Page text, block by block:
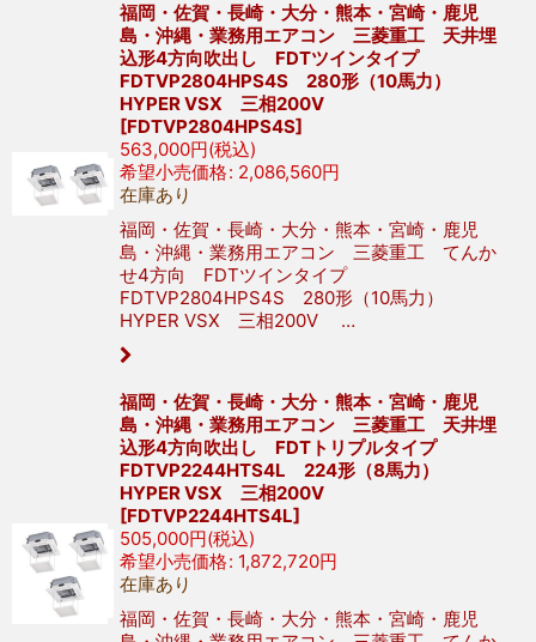
福岡・佐賀・長崎・大分・熊本・宮崎・鹿児
島・沖縄・業務用エアコン 三菱重工 天井埋
込形4方向吹出し FDTツインタイプ
FDTVP2804HPS4S 280形（10馬力）
HYPER VSX 三相200V
[FDTVP2804HPS4S]
563,000円(税込)
希望小売価格: 2,086,560円
在庫あり
福岡・佐賀・長崎・大分・熊本・宮崎・鹿児
島・沖縄・業務用エアコン 三菱重工 てんか
せ4方向 FDTツインタイプ
FDTVP2804HPS4S 280形（10馬力）
HYPER VSX 三相200V …
福岡・佐賀・長崎・大分・熊本・宮崎・鹿児
島・沖縄・業務用エアコン 三菱重工 天井埋
込形4方向吹出し FDTトリプルタイプ
FDTVP2244HTS4L 224形（8馬力）
HYPER VSX 三相200V
[FDTVP2244HTS4L]
505,000円(税込)
希望小売価格: 1,872,720円
在庫あり
福岡・佐賀・長崎・大分・熊本・宮崎・鹿児